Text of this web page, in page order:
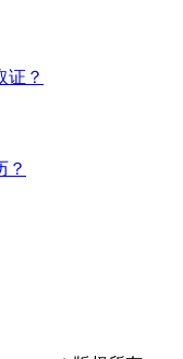
证？
？